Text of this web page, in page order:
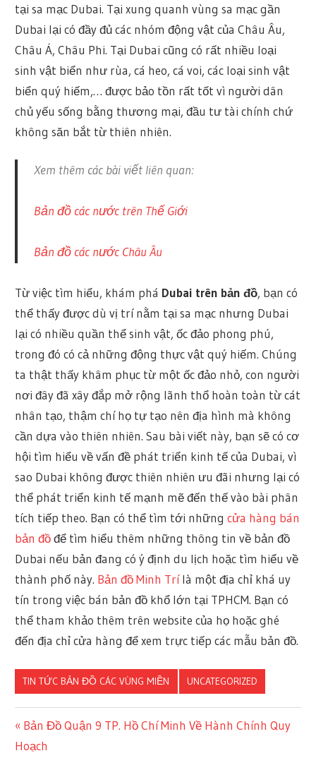
tại sa mạc Dubai. Tại xung quanh vùng sa mạc gần
Dubai lại có đầy đủ các nhóm động vật của Châu Âu,
Châu Á, Châu Phi. Tại Dubai cũng có rất nhiều loại
sinh vật biển như rùa, cá heo, cá voi, các loại sinh vật
biển quý hiếm,… được bảo tồn rất tốt vì người dân
chủ yếu sống bằng thương mại, đầu tư tài chính chứ
không săn bắt từ thiên nhiên.
Xem thêm các bài viết liên quan:
Bản đồ các nước trên Thế Giới
Bản đồ các nước Châu Âu
Từ việc tìm hiểu, khám phá Dubai trên bản đồ, bạn có
thể thấy được dù vị trí nằm tại sa mạc nhưng Dubai
lại có nhiều quần thể sinh vật, ốc đảo phong phú,
trong đó có cả những động thực vật quý hiếm. Chúng
ta thật thấy khâm phục từ một ốc đảo nhỏ, con người
nơi đây đã xây đắp mở rộng lãnh thổ hoàn toàn từ cát
nhân tạo, thậm chí họ tự tạo nên địa hình mà không
cần dựa vào thiên nhiên. Sau bài viết này, bạn sẽ có cơ
hội tìm hiểu về vấn đề phát triển kinh tế của Dubai, vì
sao Dubai không được thiên nhiên ưu đãi nhưng lại có
thể phát triển kinh tế mạnh mẽ đến thế vào bài phân
tích tiếp theo. Bạn có thể tìm tới nhữngcửa hàng bán
bản đồđể tìm hiểu thêm những thông tin về bản đồ
Dubai nếu bản đang có ý định du lịch hoặc tìm hiểu về
thành phố này. Bản đồ Minh Trílà một địa chỉ khá uy
tín trong việc bán bản đồ khổ lớn tại TPHCM. Bạn có
thể tham khảo thêm trên website của họ hoặc ghé
đến địa chỉ cửa hàng để xem trực tiếp các mẫu bản đồ.
TIN TỨC BẢN ĐỒ CÁC VÙNG MIỀN UNCATEGORIZED
Post
Previous
Post:
Bản Đồ Quận 9 TP. Hồ Chí Minh Về Hành Chính Quy
Hoạch